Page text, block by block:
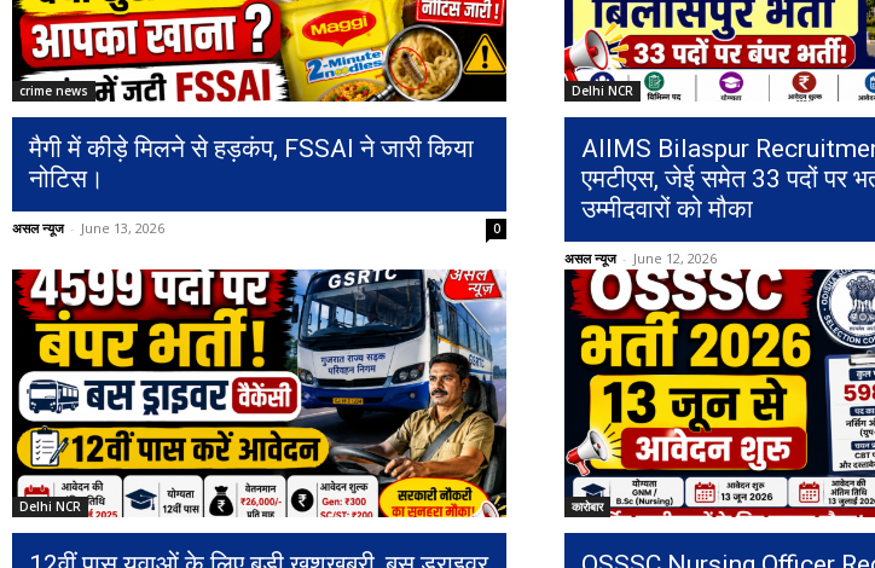
crime news
मैगी में कीड़े मिलने से हड़कंप, FSSAI ने जारी किया
नोटिस।
असल न्यूज - June 13, 2026 0
Delhi NCR
AIIMS Bilaspur
एमटीएस, जेई समेत 33 पदों पर
उम्मीदवारों को मौका
असल न्यूज - June 12, 2026
Delhi NCR कारोबार